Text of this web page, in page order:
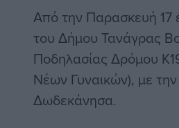
Από την Παρασκευή 17
του Δήμου Τανάγρας
Ποδηλασίας Δρόμου
Νέων Γυναικών), με
Δωδεκάνησα.